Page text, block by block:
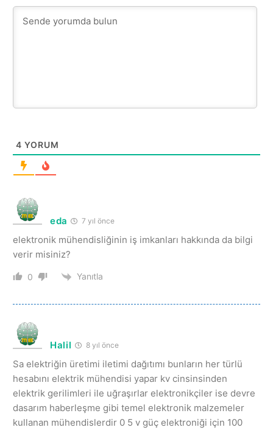
4 YORUM
eda 7 yıl önce
elektronik mühendisliğinin iş imkanları hakkında da bilgi
verir misiniz?
0 Yanıtla
Halil 8 yıl önce
Sa elektriğin üretimi iletimi dağıtımı bunların her türlü
hesabını elektrik mühendisi yapar kv cinsinsinden
elektrik gerilimleri ile uğraşırlar elektronikçiler ise devre
dasarım haberleşme gibi temel elektronik malzemeler
kullanan mühendislerdir 0 5 v güç elektroniği için 100